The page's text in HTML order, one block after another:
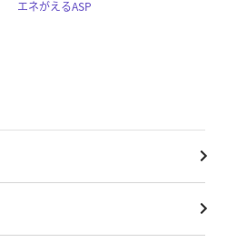
エネがえるASP